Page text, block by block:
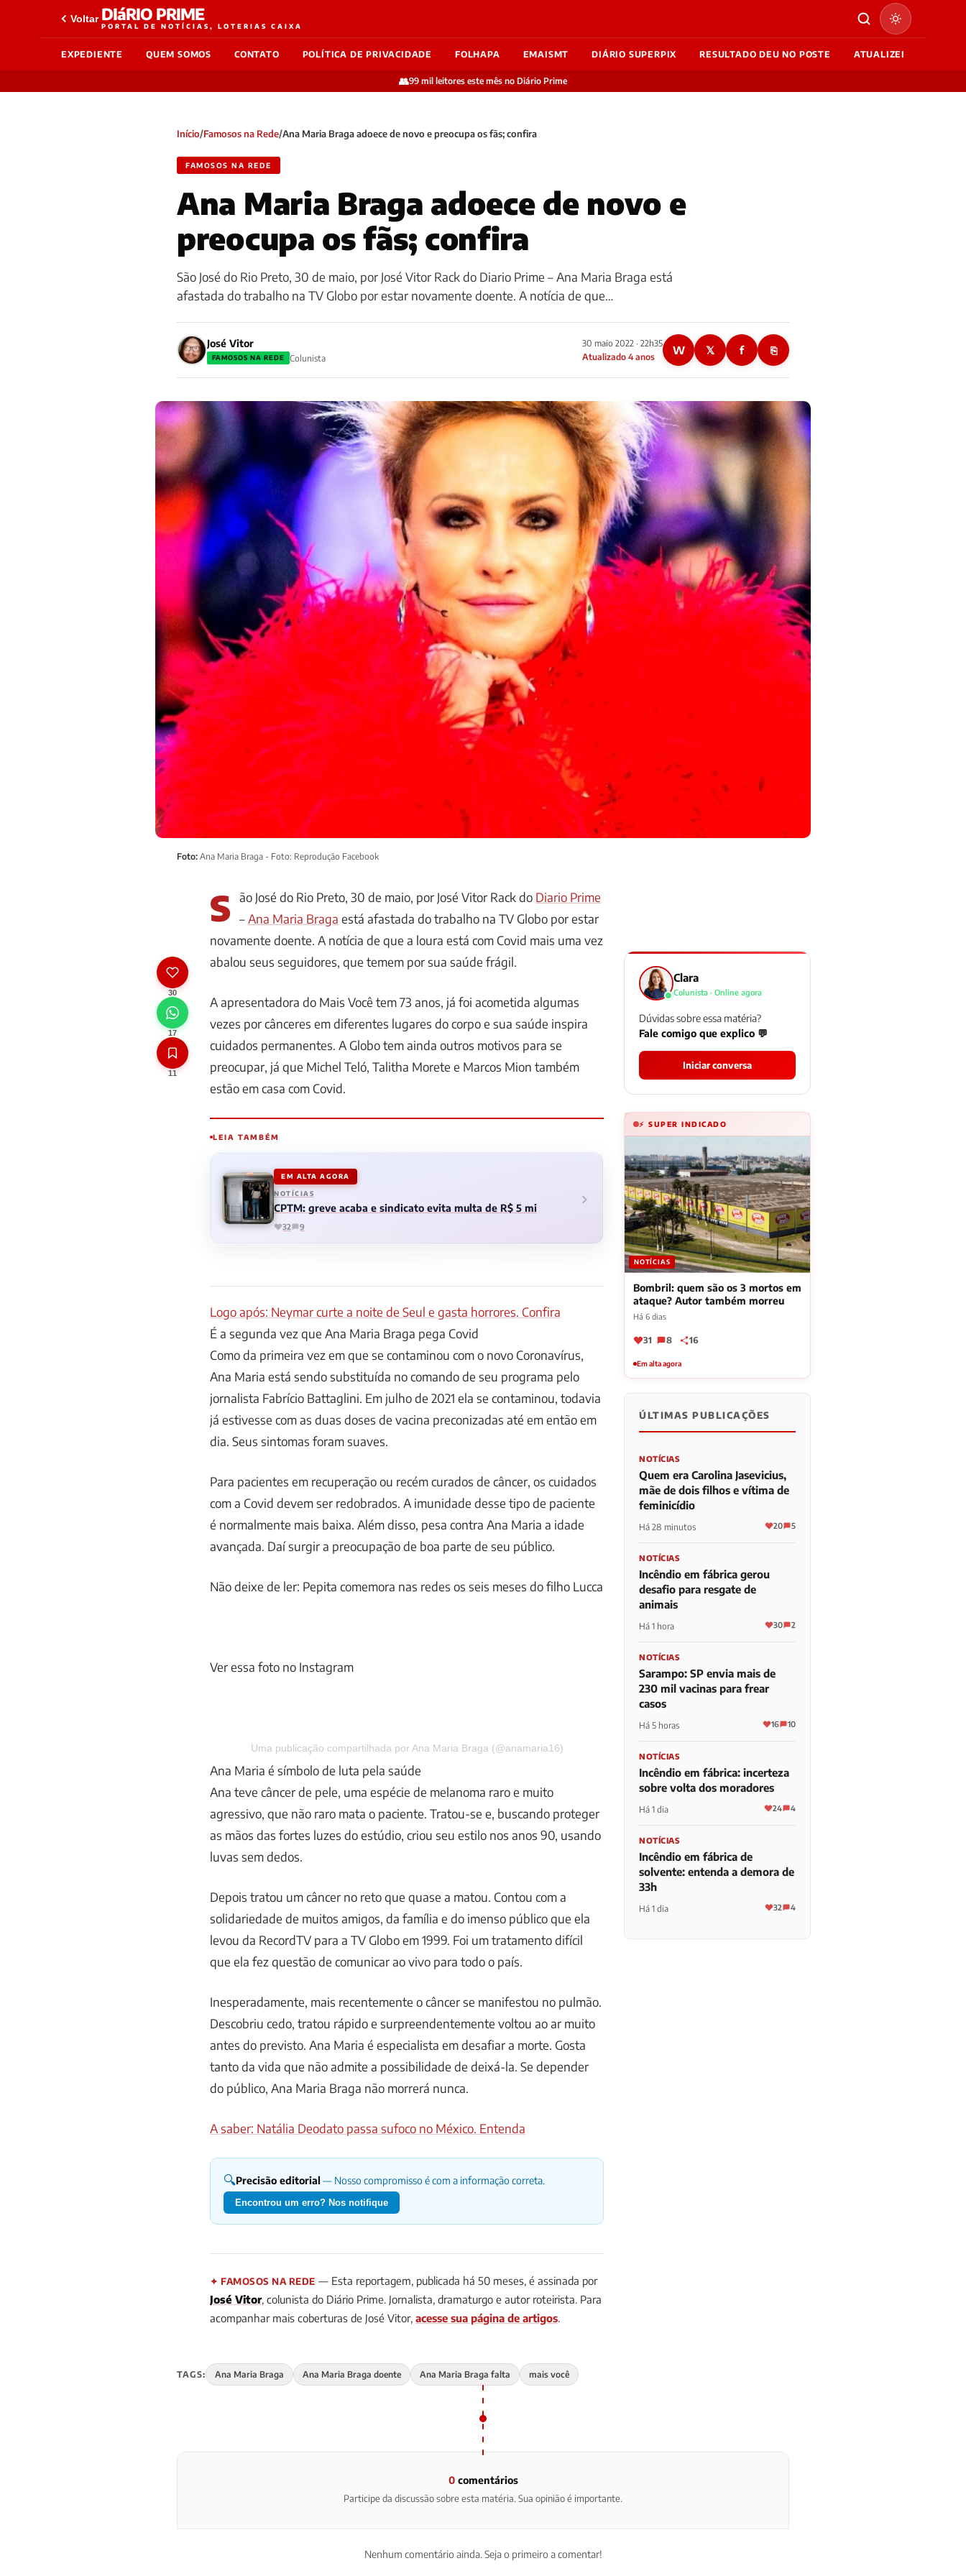
Voltar DIáRIO PRIME
PORTAL DE NOTÍCIAS, LOTERIAS CAIXA
EXPEDIENTE QUEM SOMOS CONTATO POLÍTICA DE PRIVACIDADE FOLHAPA EMAISMT DIÁRIO SUPERPIX RESULTADO DEU NO POSTE ATUALIZEI
👥99 mil leitores este mês no Diário Prime
Início/Famosos na Rede/Ana Maria Braga adoece de novo e preocupa os fãs; confira
FAMOSOS NA REDE
Ana Maria Braga adoece de novo e
preocupa os fãs; confira
São José do Rio Preto, 30 de maio, por José Vitor Rack do Diario Prime – Ana Maria Braga está
afastada do trabalho na TV Globo por estar novamente doente. A notícia de que…
José Vitor
FAMOSOS NA REDE Colunista
30 maio 2022 · 22h35
Atualizado 4 anos
W 𝕏 f ⎘
Foto: Ana Maria Braga - Foto: Reprodução Facebook
30
17
11
S ão José do Rio Preto, 30 de maio, por José Vitor Rack do Diario Prime
–Ana Maria Braga está afastada do trabalho na TV Globo por estar
novamente doente. A notícia de que a loura está com Covid mais uma vez
abalou seus seguidores, que temem por sua saúde frágil.
A apresentadora do Mais Você tem 73 anos, já foi acometida algumas
vezes por cânceres em diferentes lugares do corpo e sua saúde inspira
cuidados permanentes. A Globo tem ainda outros motivos para se
preocupar, já que Michel Teló, Talitha Morete e Marcos Mion também
estão em casa com Covid.
LEIA TAMBÉM
EM ALTA AGORA
NOTÍCIAS
CPTM: greve acaba e sindicato evita multa de R$ 5 mi
32 9
Logo após: Neymar curte a noite de Seul e gasta horrores. Confira
É a segunda vez que Ana Maria Braga pega Covid
Como da primeira vez em que se contaminou com o novo Coronavírus,
Ana Maria está sendo substituída no comando de seu programa pelo
jornalista Fabrício Battaglini. Em julho de 2021 ela se contaminou, todavia
já estivesse com as duas doses de vacina preconizadas até em então em
dia. Seus sintomas foram suaves.
Para pacientes em recuperação ou recém curados de câncer, os cuidados
com a Covid devem ser redobrados. A imunidade desse tipo de paciente
é normalmente mais baixa. Além disso, pesa contra Ana Maria a idade
avançada. Daí surgir a preocupação de boa parte de seu público.
Não deixe de ler: Pepita comemora nas redes os seis meses do filho Lucca
Ver essa foto no Instagram
Uma publicação compartilhada por Ana Maria Braga (@anamaria16)
Ana Maria é símbolo de luta pela saúde
Ana teve câncer de pele, uma espécie de melanoma raro e muito
agressivo, que não raro mata o paciente. Tratou-se e, buscando proteger
as mãos das fortes luzes do estúdio, criou seu estilo nos anos 90, usando
luvas sem dedos.
Depois tratou um câncer no reto que quase a matou. Contou com a
solidariedade de muitos amigos, da família e do imenso público que ela
levou da RecordTV para a TV Globo em 1999. Foi um tratamento difícil
que ela fez questão de comunicar ao vivo para todo o país.
Inesperadamente, mais recentemente o câncer se manifestou no pulmão.
Descobriu cedo, tratou rápido e surpreendentemente voltou ao ar muito
antes do previsto. Ana Maria é especialista em desafiar a morte. Gosta
tanto da vida que não admite a possibilidade de deixá-la. Se depender
do público, Ana Maria Braga não morrerá nunca.
A saber: Natália Deodato passa sufoco no México. Entenda
🔍Precisão editorial — Nosso compromisso é com a informação correta.
Encontrou um erro? Nos notifique
✦ FAMOSOS NA REDE — Esta reportagem, publicada há 50 meses, é assinada por
José Vitor, colunista do Diário Prime. Jornalista, dramaturgo e autor roteirista. Para
acompanhar mais coberturas de José Vitor, acesse sua página de artigos.
Clara
Colunista · Online agora
Dúvidas sobre essa matéria?
Fale comigo que explico 💬
Iniciar conversa
⚡ SUPER INDICADO
NOTÍCIAS
Bombril: quem são os 3 mortos em
ataque? Autor também morreu
Há 6 dias
31 8 16
Em alta agora
ÚLTIMAS PUBLICAÇÕES
NOTÍCIAS
Quem era Carolina Jasevicius,
mãe de dois filhos e vítima de
feminicídio
Há 28 minutos 20 5
NOTÍCIAS
Incêndio em fábrica gerou
desafio para resgate de
animais
Há 1 hora 30 2
NOTÍCIAS
Sarampo: SP envia mais de
230 mil vacinas para frear
casos
Há 5 horas 16 10
NOTÍCIAS
Incêndio em fábrica: incerteza
sobre volta dos moradores
Há 1 dia 24 4
NOTÍCIAS
Incêndio em fábrica de
solvente: entenda a demora de
33h
Há 1 dia 32 4
TAGS: Ana Maria Braga Ana Maria Braga doente Ana Maria Braga falta mais você
0comentários
Participe da discussão sobre esta matéria. Sua opinião é importante.
Nenhum comentário ainda. Seja o primeiro a comentar!